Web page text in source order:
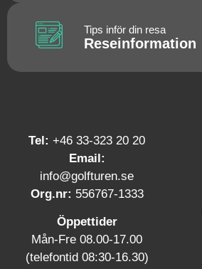
Tips inför din resa
Reseinformation
Tel: +46 33-323 20 20
Email:
info@golfturen.se
Org.nr: 556767-1333
Öppettider
Mån-Fre 08.00-17.00
(telefontid 08:30-16.30)